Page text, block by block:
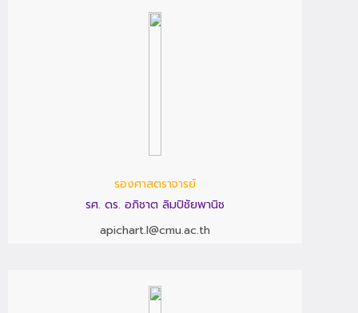
รองศาสตราจารย์
รศ. ดร. อภิชาต ลิมปิชัยพานิช
apichart.l@cmu.ac.th